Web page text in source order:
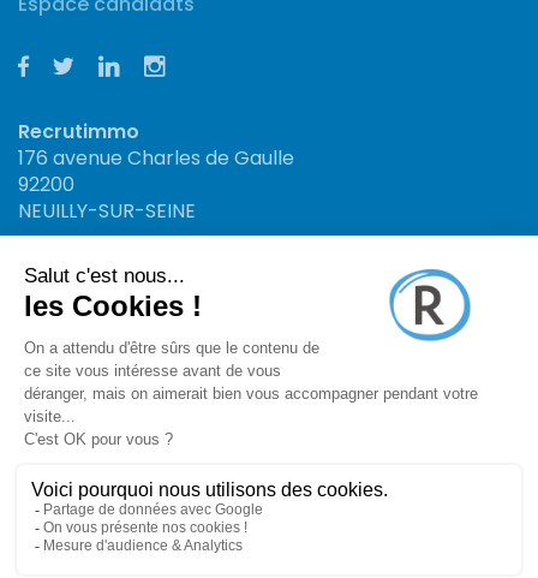
Recrutimmo
176 avenue Charles de Gaulle
92200
NEUILLY-SUR-SEINE
Recrutimmo
34 rue St Jacques
MARSEILLE
Recrutimmo : Site n°1 en offres d'emploi et
recrutement immobilier
Mentions légales
CGU
Politique de confidentialité